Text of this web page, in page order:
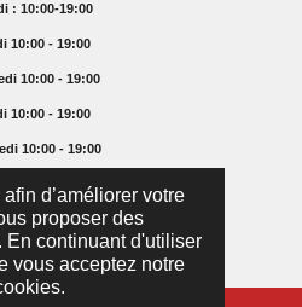
d’améliorer votre
proposer des
continuant d'utiliser
vous acceptez notre
: 10:00-19:00
10:00 - 19:00
10:00 - 19:00
10:00 - 19:00
10:00 - 19:00
10:00 - 16:00
Fermé